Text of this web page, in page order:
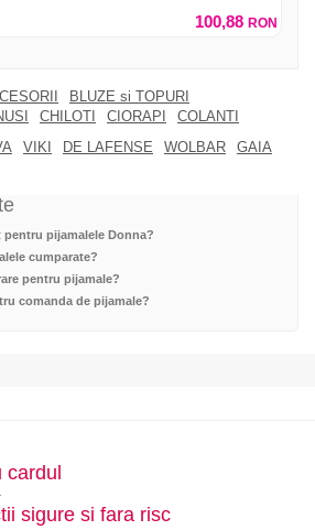
100,88 RON
BLUZE si TOPURI
CHILOTI CIORAPI
COLANTI
VIKI DE LAFENSE WOLBAR
GAIA
pijamalele Donna?
cumparate?
pentru pijamale?
comanda de pijamale?
cardul
sigure si fara risc